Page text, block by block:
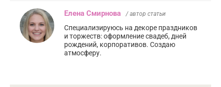
Елена Смирнова / автор статьи
Специализируюсь на декоре праздников
и торжеств: оформление свадеб, дней
рождений, корпоративов. Создаю
атмосферу.